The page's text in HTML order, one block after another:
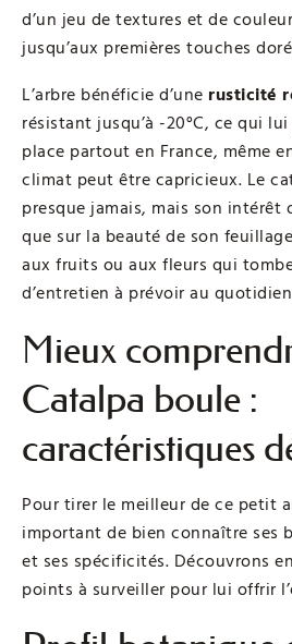
d’un jeu de textures et de
jusqu’aux premières touches
L’arbre bénéficie d’une rusticité
résistant jusqu’à -20°C, ce qui
place partout en France, même
climat peut être capricieux. Le
presque jamais, mais son intérêt
que sur la beauté de son
aux fruits ou aux fleurs qui
d’entretien à prévoir au
Mieux
Catalpa boule :
caractéristiques
Pour tirer le meilleur de ce petit
important de bien connaître ses
et ses spécificités. Découvrons
points à surveiller pour lui offrir